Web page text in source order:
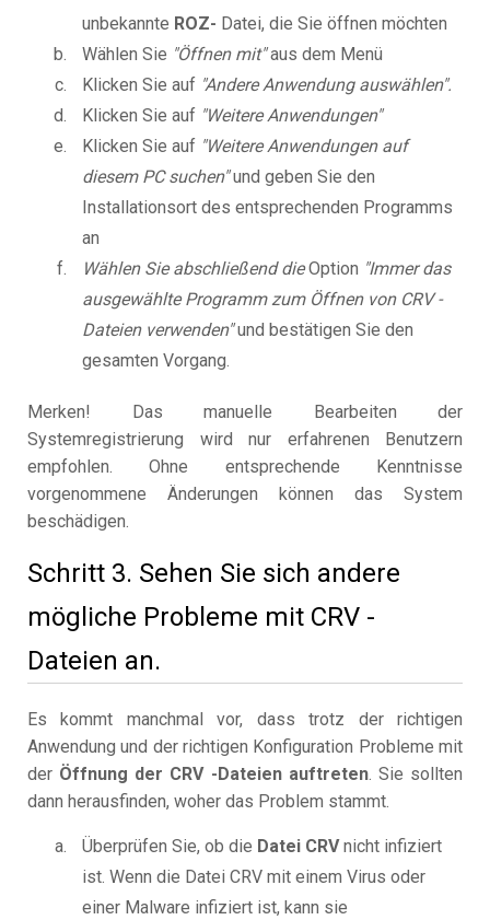
unbekannte ROZ- Datei, die Sie öffnen möchten
Wählen Sie "Öffnen mit"aus dem Menü
Klicken Sie auf "Andere Anwendung auswählen".
Klicken Sie auf "Weitere Anwendungen"
Klicken Sie auf "Weitere Anwendungen auf
diesem PC suchen"und geben Sie den
Installationsort des entsprechenden Programms
an
Wählen Sie abschließend dieOption "Immer das
ausgewählte Programm zum Öffnen von CRV -
Dateien verwenden"und bestätigen Sie den
gesamten Vorgang.
Merken! Das manuelle Bearbeiten der
Systemregistrierung wird nur erfahrenen Benutzern
empfohlen. Ohne entsprechende Kenntnisse
vorgenommene Änderungen können das System
beschädigen.
Schritt 3. Sehen Sie sich andere
mögliche Probleme mit CRV -
Dateien an.
Es kommt manchmal vor, dass trotz der richtigen
Anwendung und der richtigen Konfiguration Probleme mit
der Öffnung der CRV -Dateien auftreten. Sie sollten
dann herausfinden, woher das Problem stammt.
Überprüfen Sie, ob die Datei CRVnicht infiziert
ist. Wenn die Datei CRV mit einem Virus oder
einer Malware infiziert ist, kann sie